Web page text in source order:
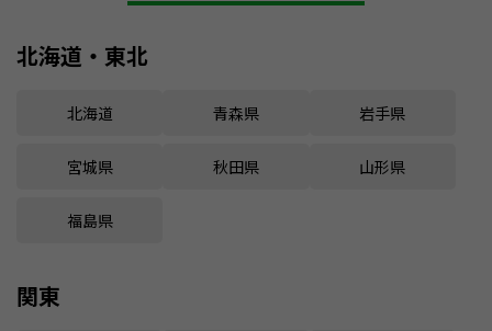
北海道・東北
北海道 青森県 岩手県
宮城県 秋田県 山形県
福島県
関東